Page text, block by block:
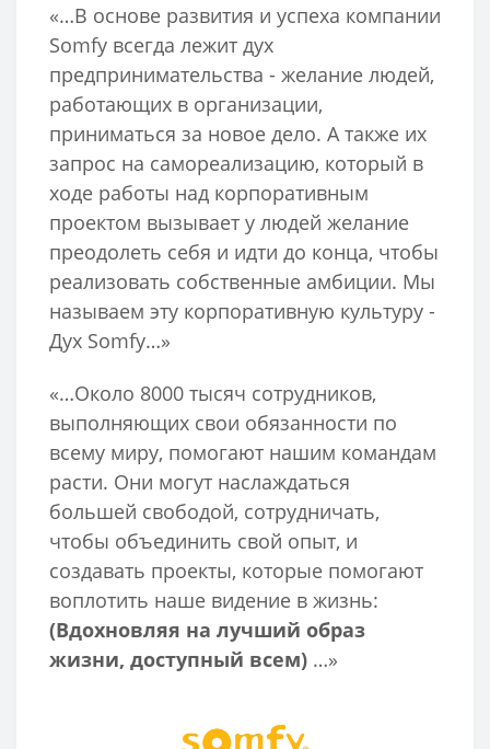
«…В основе развития и успеха компании
Somfy всегда лежит дух
предпринимательства - желание людей,
работающих в организации,
приниматься за новое дело. А также их
запрос на самореализацию, который в
ходе работы над корпоративным
проектом вызывает у людей желание
преодолеть себя и идти до конца, чтобы
реализовать собственные амбиции. Мы
называем эту корпоративную культуру -
Дух Somfy…»
«…Около 8000 тысяч сотрудников,
выполняющих свои обязанности по
всему миру, помогают нашим командам
расти. Они могут наслаждаться
большей свободой, сотрудничать,
чтобы объединить свой опыт, и
создавать проекты, которые помогают
воплотить наше видение в жизнь:
(Вдохновляя на лучший образ
жизни, доступный всем) …»